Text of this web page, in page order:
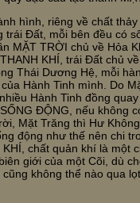
hình, riêng về chất
trái Đất, mỗi bên đều có
MẶT TRỜI chủ về Hỏa
KHÍ, trái Đất chủ
Thái Dương Hệ, mỗi
Hành Tinh mình. Do
Hành Tinh đồng
ĐỘNG, nếu không
Mặt Trăng thì Hư
động như thế nên chi
chất quản khí là một
giới của một Cõi, dù
không thể nào qua